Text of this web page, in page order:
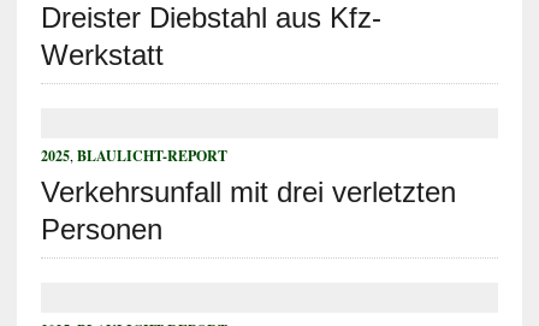
Dreister Diebstahl aus Kfz-
Werkstatt
2025, BLAULICHT-REPORT
Verkehrsunfall mit drei verletzten
Personen